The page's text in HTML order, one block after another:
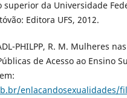
superior da Universidade
Editora UFS, 2012.
PHILPP, R. M. Mulheres
de Acesso ao Ensino
enlacandosexualidades/